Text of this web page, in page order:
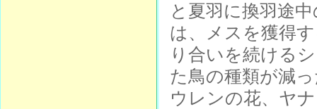
と夏羽に換羽途
は、メスを獲得
り合いを続ける
た鳥の種類が減
ウレンの花、ヤ